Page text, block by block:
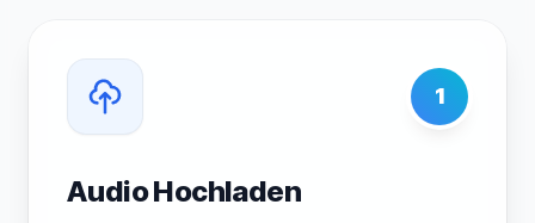
1
Audio Hochladen